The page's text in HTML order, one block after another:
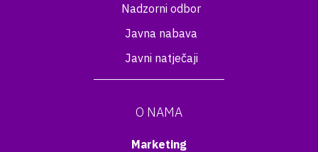
Nadzorni odbor
Javna nabava
Javni natječaji
O NAMA
Marketing